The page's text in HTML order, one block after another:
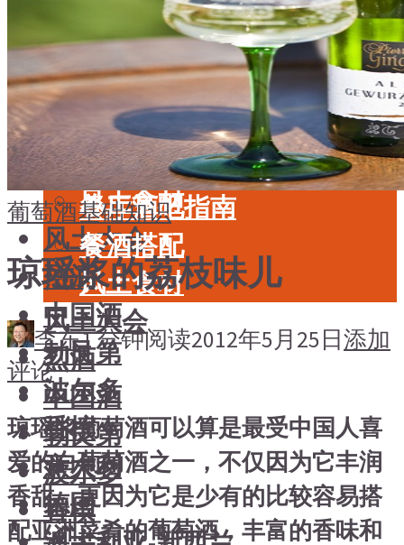
品鉴专栏
美食
餐厅酒吧指南
餐酒搭配
风土食材
风土大会
烈酒
中国酒
勃艮第
波尔多
香槟
意大利
德国
投资收藏
留学教育
名庄
品鉴专栏
美食
餐厅酒吧指南
餐酒搭配
风土食材
风土大会
烈酒
中国酒
勃艮第
波尔多
香槟
葡萄酒基础知识
琼瑶浆的荔枝味儿
李东1 分钟阅读2012年5月25日添加
评论
琼瑶浆葡萄酒可以算是最受中国人喜
爱的白葡萄酒之一，不仅因为它丰润
香甜，更因为它是少有的比较容易搭
配亚洲菜肴的葡萄酒，丰富的香味和